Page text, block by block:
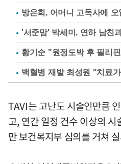
방은희, 어머니 고독사에
'서준맘' 박세미, 연하 남친
황기순 "원정도박 후 필리
백혈병 재발 최성원 "치료
TAVI는 고난도 시술인만큼
고, 연간 일정 건수 이상의
만 보건복지부 심의를 거쳐